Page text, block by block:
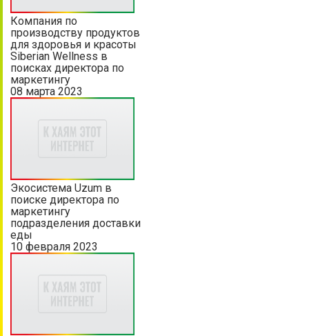
Компания по
производству продуктов
для здоровья и красоты
Siberian Wellness в
поисках директора по
маркетингу
08 марта 2023
Экосистема Uzum в
поиске директора по
маркетингу
подразделения доставки
еды
10 февраля 2023